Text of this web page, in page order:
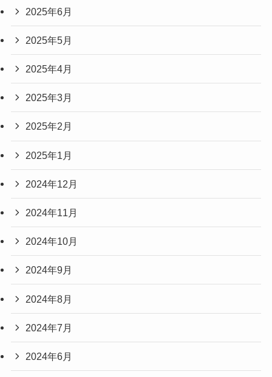
2025年6月
2025年5月
2025年4月
2025年3月
2025年2月
2025年1月
2024年12月
2024年11月
2024年10月
2024年9月
2024年8月
2024年7月
2024年6月